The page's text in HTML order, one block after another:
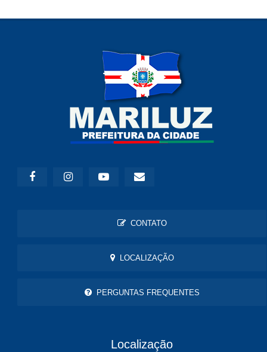
CONTATO
LOCALIZAÇÃO
PERGUNTAS FREQUENTES
Localização